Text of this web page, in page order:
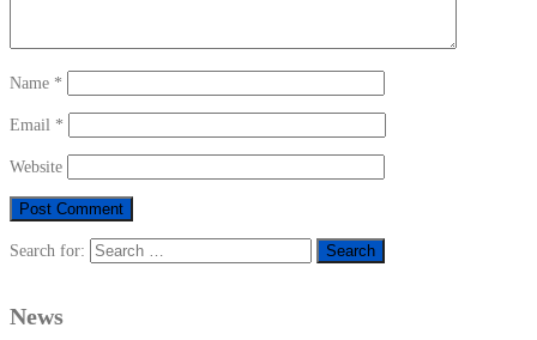
Name *
Email *
Website
Search for:
News